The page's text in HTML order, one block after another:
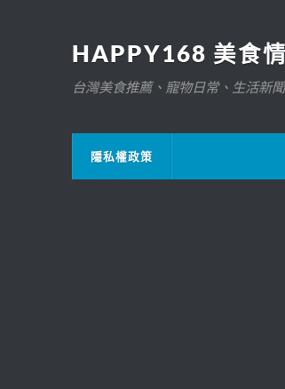
HAPPY168 美食
台灣美食推薦、寵物日常、生活
隱私權政策